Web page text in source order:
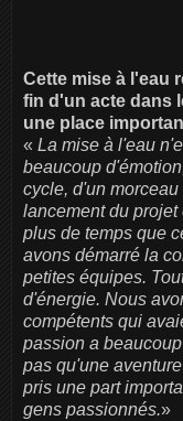
Cette mise à l'eau
fin d'un acte dans
une place
« La mise à l'eau
beaucoup
cycle, d'un
lancement du
plus de temps que
avons démarré la
petites équipes.
d'énergie. Nous
compétents qui
passion a
pas qu'une
pris une part
gens passionnés.»